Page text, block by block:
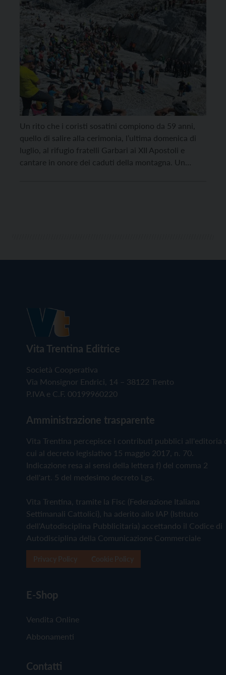
Un rito che i coristi sosatini compiono da 59 anni,
quello di salire alla cerimonia, l’ultima domenica di
luglio, al rifugio fratelli Garbari ai XII Apostoli e
cantare in onore dei caduti della montagna. Un
Vita Trentina Editrice
Società Cooperativa
Via Monsignor Endrici, 14 – 38122 Trento
P.IVA e C.F. 00199960220
Amministrazione trasparente
Vita Trentina percepisce i contributi pubblici all'editoria
cui al decreto legislativo 15 maggio 2017, n. 70.
Indicazione resa ai sensi della lettera f) del comma 2
dell'art. 5 del medesimo decreto Lgs.
Vita Trentina, tramite la Fisc (Federazione Italiana
Settimanali Cattolici), ha aderito allo IAP (Istituto
dell'Autodisciplina Pubblicitaria) accettando il Codice di
Autodisciplina della Comunicazione Commerciale
E-Shop
Vendita Online
Abbonamenti
Contatti